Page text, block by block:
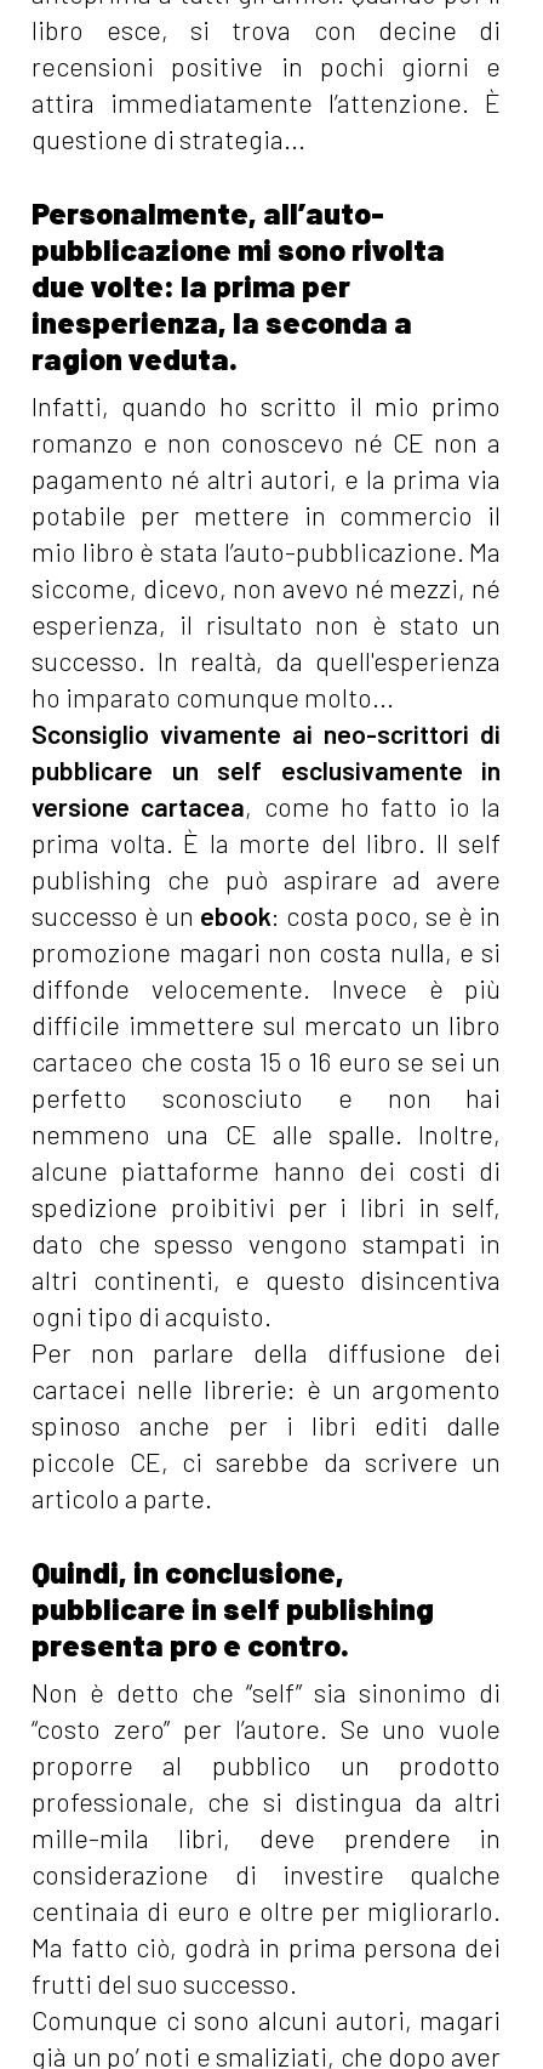
libro esce, si trova con decine di
recensioni positive in pochi giorni e
attira immediatamente l’attenzione. È
questione di strategia...
Personalmente, all’auto-
pubblicazione mi sono rivolta
due volte: la prima per
inesperienza, la seconda a
ragion veduta.
Infatti, quando ho scritto il mio primo
romanzo e non conoscevo né CE non a
pagamento né altri autori, e la prima via
potabile per mettere in commercio il
mio libro è stata l’auto-pubblicazione. Ma
siccome, dicevo, non avevo né mezzi, né
esperienza, il risultato non è stato un
successo. In realtà, da quell'esperienza
ho imparato comunque molto...
Sconsiglio vivamente ai neo-scrittori di
pubblicare un self esclusivamente in
versione cartacea, come ho fatto io la
prima volta. È la morte del libro. Il self
publishing che può aspirare ad avere
successo è un ebook: costa poco, se è in
promozione magari non costa nulla, e si
diffonde velocemente. Invece è più
difficile immettere sul mercato un libro
cartaceo che costa 15 o 16 euro se sei un
perfetto sconosciuto e non hai
nemmeno una CE alle spalle. Inoltre,
alcune piattaforme hanno dei costi di
spedizione proibitivi per i libri in self,
dato che spesso vengono stampati in
altri continenti, e questo disincentiva
ogni tipo di acquisto.
Per non parlare della diffusione dei
cartacei nelle librerie: è un argomento
spinoso anche per i libri editi dalle
piccole CE, ci sarebbe da scrivere un
articolo a parte.
Quindi, in conclusione,
pubblicare in self publishing
presenta pro e contro.
Non è detto che “self” sia sinonimo di
“costo zero” per l’autore. Se uno vuole
proporre al pubblico un prodotto
professionale, che si distingua da altri
mille-mila libri, deve prendere in
considerazione di investire qualche
centinaia di euro e oltre per migliorarlo.
Ma fatto ciò, godrà in prima persona dei
frutti del suo successo.
Comunque ci sono alcuni autori, magari
già un po’ noti e smaliziati, che dopo aver